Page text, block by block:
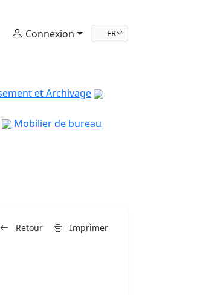
Connexion FR
et Archivage
Mobilier de bureau
Retour Imprimer